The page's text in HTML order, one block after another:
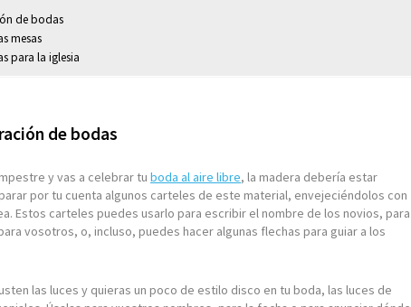
de bodas
mesas
para la iglesia
de bodas
y vas a celebrar tu boda al aire libre, la madera debería estar
por tu cuenta algunos carteles de este material, envejeciéndolos con
Estos carteles puedes usarlo para escribir el nombre de los novios, para
vosotros, o, incluso, puedes hacer algunas flechas para guiar a los
las luces y quieras un poco de estilo disco en tu boda, las luces de